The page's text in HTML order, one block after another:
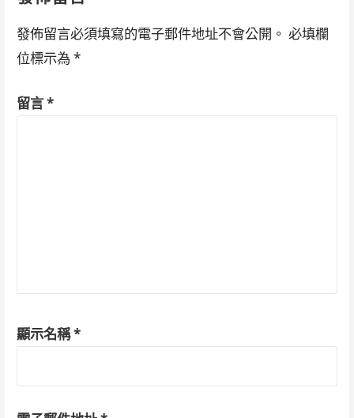
發佈留言必須填寫的電子郵件地址不會公開。 必填欄
位標示為 *
留言*
顯示名稱*